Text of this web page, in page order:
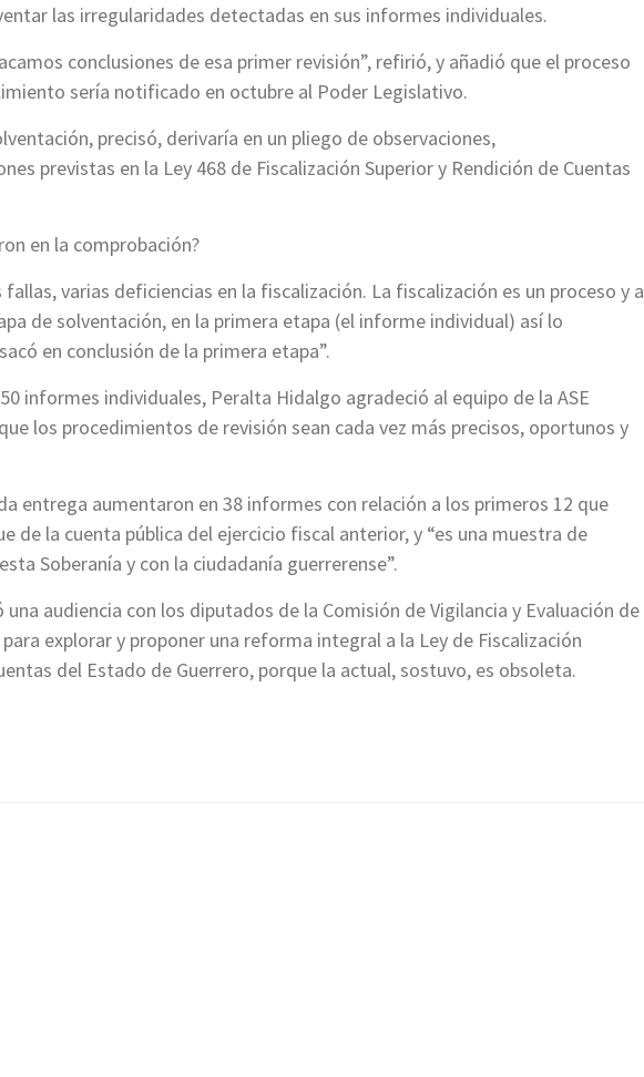
las irregularidades detectadas en sus informes individuales.
conclusiones de esa primer revisión”, refirió, y añadió que el proceso
sería notificado en octubre al Poder Legislativo.
precisó, derivaría en un pliego de observaciones,
previstas en la Ley 468 de Fiscalización Superior y Rendición de Cuentas
en la comprobación?
fallas, varias deficiencias en la fiscalización. La fiscalización es un proceso y a
de solventación, en la primera etapa (el informe individual) así lo
en conclusión de la primera etapa”.
informes individuales, Peralta Hidalgo agradeció al equipo de la ASE
los procedimientos de revisión sean cada vez más precisos, oportunos y
entrega aumentaron en 38 informes con relación a los primeros 12 que
de la cuenta pública del ejercicio fiscal anterior, y “es una muestra de
Soberanía y con la ciudadanía guerrerense”.
audiencia con los diputados de la Comisión de Vigilancia y Evaluación de
explorar y proponer una reforma integral a la Ley de Fiscalización
del Estado de Guerrero, porque la actual, sostuvo, es obsoleta.